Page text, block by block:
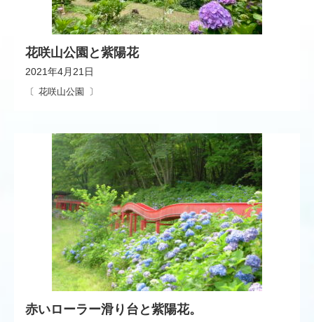
2021年4月21日
花咲山公園
花咲山公園と紫陽花
赤いローラー滑り台と紫陽花。